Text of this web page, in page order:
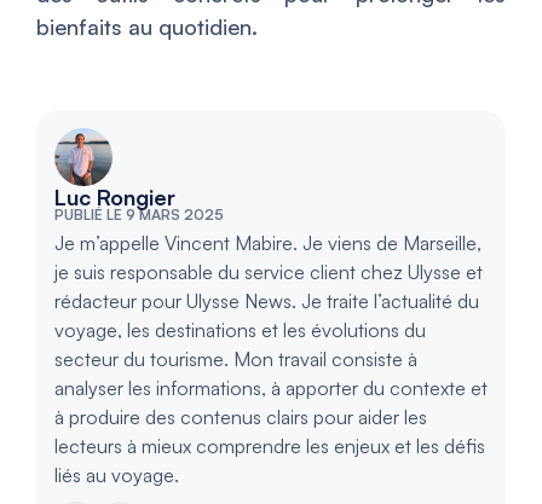
bienfaits au quotidien.
Luc Rongier
PUBLIÉ LE 9 MARS 2025
Je m’appelle Vincent Mabire. Je viens de Marseille,
je suis responsable du service client chez Ulysse et
rédacteur pour Ulysse News. Je traite l’actualité du
voyage, les destinations et les évolutions du
secteur du tourisme. Mon travail consiste à
analyser les informations, à apporter du contexte et
à produire des contenus clairs pour aider les
lecteurs à mieux comprendre les enjeux et les défis
liés au voyage.